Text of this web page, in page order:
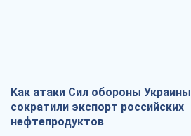
Как атаки Сил обороны Украины
сократили экспорт российских
нефтепродуктов